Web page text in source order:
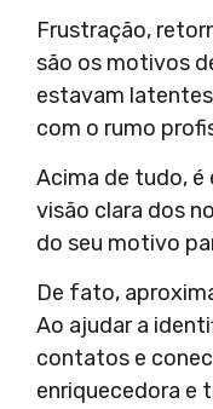
Frustração,
são os motivos
estavam
com o rumo
Acima de tudo, é
visão clara dos
do seu motivo
De fato,
Ao ajudar a
contatos e
enriquecedora e